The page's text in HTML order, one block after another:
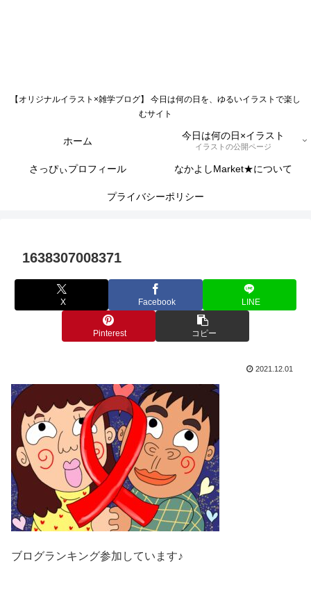
【オリジナルイラスト×雑学ブログ】 今日は何の日を、ゆるいイラストで楽し
むサイト
ホーム 今日は何の日×イラスト
イラストの公開ページ
さっぴぃプロフィール なかよしMarket★について
プライバシーポリシー
1638307008371
X Facebook LINE
Pinterest コピー
2021.12.01
ブログランキング参加しています♪